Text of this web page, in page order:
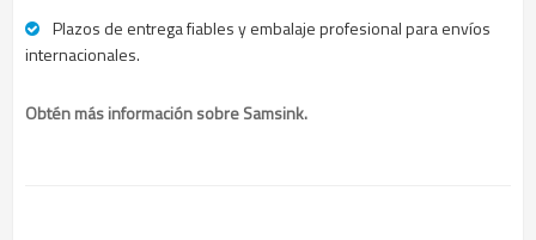
Plazos de entrega fiables y embalaje profesional para envíos
internacionales.
Obtén más información sobre Samsink.